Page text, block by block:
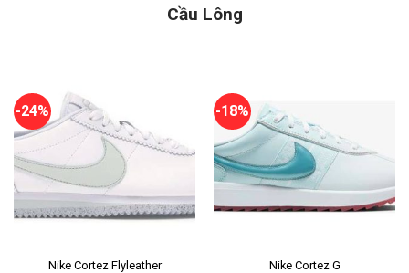
Cầu Lông
-24%
Nike Cortez Flyleather
-18%
Nike Cortez G